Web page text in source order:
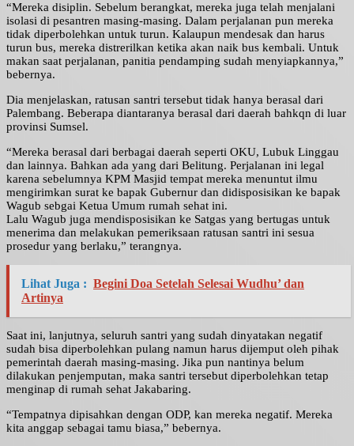
“Mereka disiplin. Sebelum berangkat, mereka juga telah menjalani
isolasi di pesantren masing-masing. Dalam perjalanan pun mereka
tidak diperbolehkan untuk turun. Kalaupun mendesak dan harus
turun bus, mereka distrerilkan ketika akan naik bus kembali. Untuk
makan saat perjalanan, panitia pendamping sudah menyiapkannya,”
bebernya.
Dia menjelaskan, ratusan santri tersebut tidak hanya berasal dari
Palembang. Beberapa diantaranya berasal dari daerah bahkqn di luar
provinsi Sumsel.
“Mereka berasal dari berbagai daerah seperti OKU, Lubuk Linggau
dan lainnya. Bahkan ada yang dari Belitung. Perjalanan ini legal
karena sebelumnya KPM Masjid tempat mereka menuntut ilmu
mengirimkan surat ke bapak Gubernur dan didisposisikan ke bapak
Wagub sebgai Ketua Umum rumah sehat ini.
Lalu Wagub juga mendisposisikan ke Satgas yang bertugas untuk
menerima dan melakukan pemeriksaan ratusan santri ini sesua
prosedur yang berlaku,” terangnya.
Lihat Juga : Begini Doa Setelah Selesai Wudhu’ dan
Artinya
Saat ini, lanjutnya, seluruh santri yang sudah dinyatakan negatif
sudah bisa diperbolehkan pulang namun harus dijemput oleh pihak
pemerintah daerah masing-masing. Jika pun nantinya belum
dilakukan penjemputan, maka santri tersebut diperbolehkan tetap
menginap di rumah sehat Jakabaring.
“Tempatnya dipisahkan dengan ODP, kan mereka negatif. Mereka
kita anggap sebagai tamu biasa,” bebernya.